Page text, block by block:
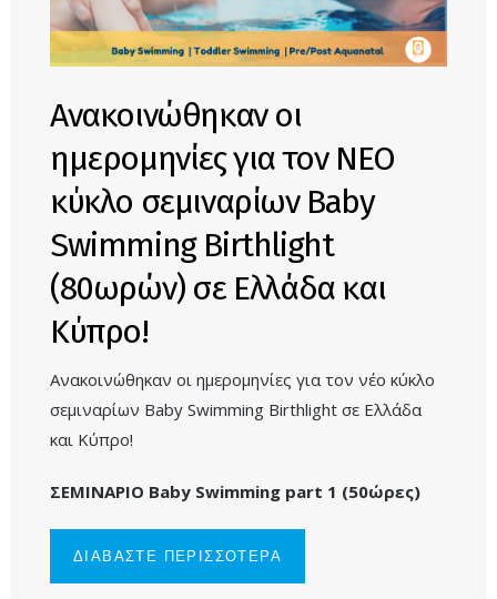
Ανακοινώθηκαν οι
ημερομηνίες για τον ΝΕΟ
κύκλο σεμιναρίων Baby
Swimming Birthlight
(80ωρών) σε Ελλάδα και
Κύπρο!
Ανακοινώθηκαν οι ημερομηνίες για τον νέο κύκλο
σεμιναρίων Baby Swimming Birthlight σε Ελλάδα
και Κύπρο!
ΣΕΜΙΝΑΡΙΟ Baby Swimming part 1 (50ώρες)
ΔΙΑΒΑΣΤΕ ΠΕΡΙΣΣΟΤΕΡΑ
ΟΙ